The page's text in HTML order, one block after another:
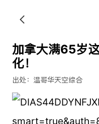
加拿大满65岁
化！
出处：温哥华天空综合